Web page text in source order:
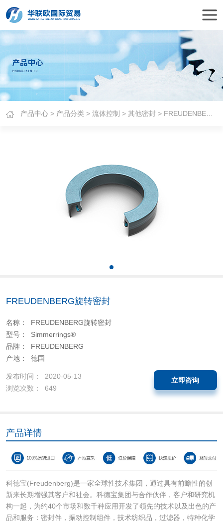
产品中心 > 产品分类 >流体控制 >其他密封 > FREUDENBERG旋转密封
FREUDENBERG旋转密封
名称： FREUDENBERG旋转密封
型号： Simmerrings®
品牌： FREUDENBERG
产地： 德国
发布时间： 2020-05-13
浏览次数： 649
立即咨询
产品详情
科德宝(Freudenberg)是一家全球性技术集团，通过具有前瞻性的创
新来长期增强其客户和社会。科德宝集团与合作伙伴，客户和研究机
构一起，为约40个市场和数千种应用开发了领先的技术以及出色的产
品和服务：密封件，振动控制组件，技术纺织品，过滤器，特种化学